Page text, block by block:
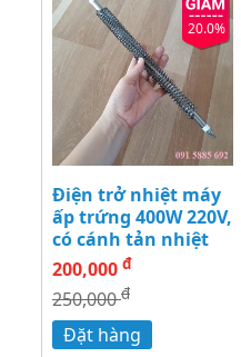
20.0%
Điện trở nhiệt máy
ấp trứng 400W 220V,
có cánh tản nhiệt
200,000 đ
250,000đ
Đặt hàng